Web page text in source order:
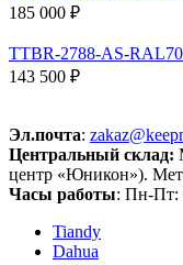
185 000 ₽
TTBR-2788-AS-
143 500 ₽
Эл.почта:
Центральный склад:
центр «Юникон»).
Часы работы: Пн-Пт:
Tiandy
Dahua